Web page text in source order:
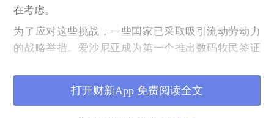
在考虑。
为了应对这些挑战，一些国家已采取吸引流动劳动力
的战略举措。爱沙尼亚成为第一个推出数码牧民签证
求。此外，适合共享居住空间的投资也应运而生，以
打开财新App 免费阅读全文